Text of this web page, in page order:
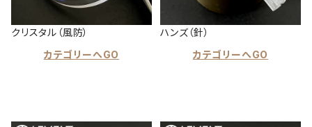
クリスタル（風防）
カテゴリーへGO
ハンズ（針）
カテゴリーへGO